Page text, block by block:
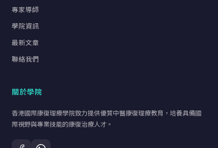
專家導師
學院資訊
最新文章
聯絡我們
關於學院
香港國際康復理療學院致力提供優質中醫康復理療教育，培養具備國
際視野與專業技能的康復治療人才。